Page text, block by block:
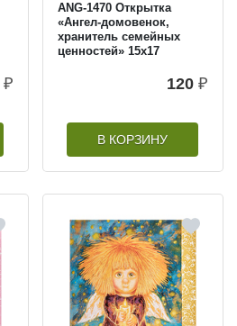
₽
ANG-1470 Открытка
«Ангел-домовенок,
хранитель семейных
ценностей» 15х17
120 ₽
В КОРЗИНУ